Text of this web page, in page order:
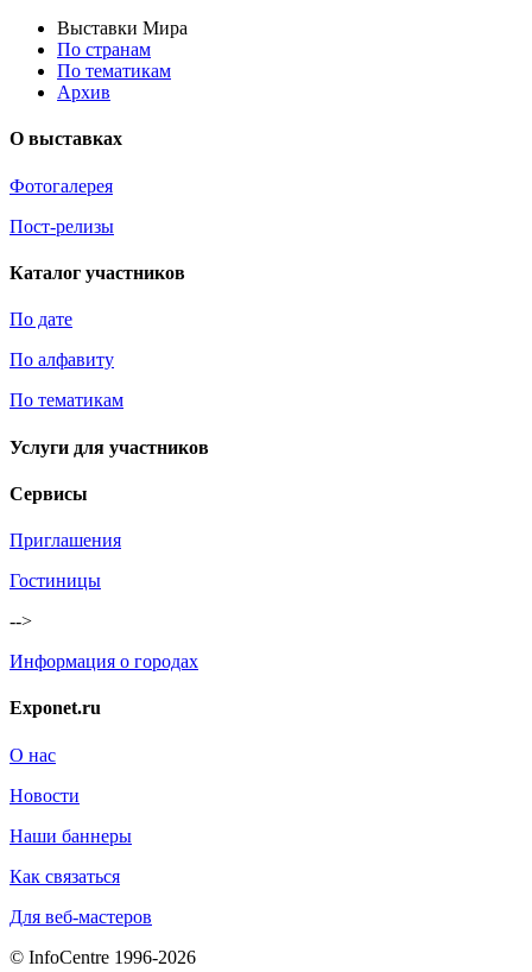
Выставки Мира
По странам
По тематикам
Архив
О выставках
Фотогалерея
Пост-релизы
Каталог участников
По дате
По алфавиту
По тематикам
Услуги для участников
Сервисы
Приглашения
Гостиницы
-->
Информация о городах
Exponet.ru
О нас
Новости
Наши баннеры
Как связаться
Для веб-мастеров
© InfoCentre 1996-2026